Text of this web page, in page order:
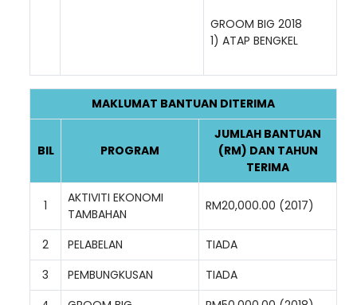
GROOM BIG 2018
1) ATAP BENGKEL
MAKLUMAT BANTUAN DITERIMA
BIL PROGRAM
JUMLAH BANTUAN
(RM) DAN TAHUN
TERIMA
1
AKTIVITI EKONOMI
TAMBAHAN
RM20,000.00 (2017)
2 PELABELAN
TIADA
3
PEMBUNGKUSAN
TIADA